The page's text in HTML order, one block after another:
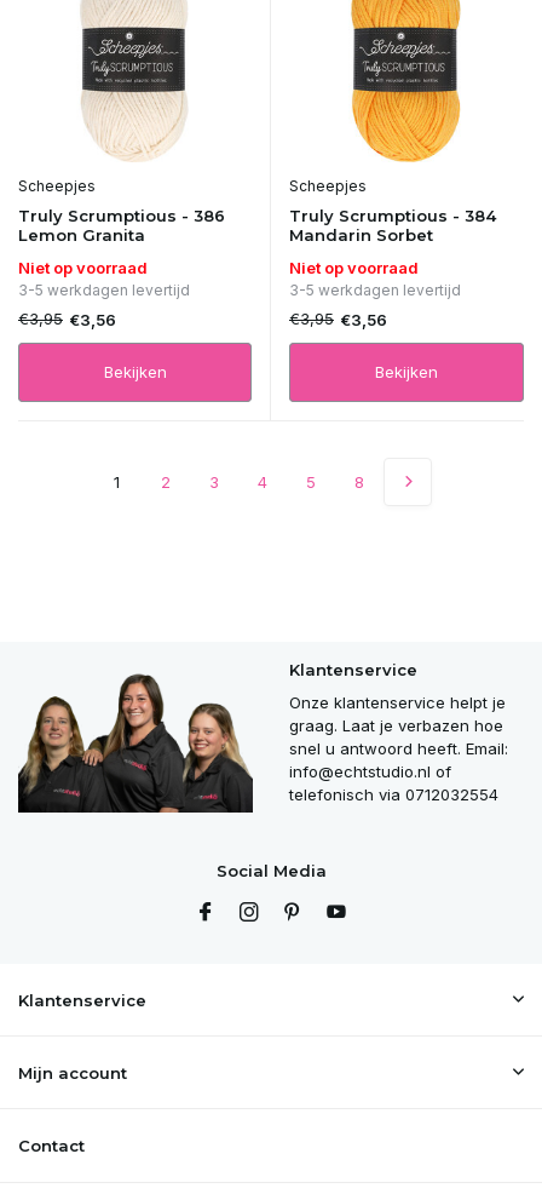
Scheepjes
Truly Scrumptious - 386
Lemon Granita
Niet op voorraad
3-5 werkdagen levertijd
€3,95 €3,56
Bekijken
Scheepjes
Truly Scrumptious - 384
Mandarin Sorbet
Niet op voorraad
3-5 werkdagen levertijd
€3,95 €3,56
Bekijken
1 2 3 4 5 8
Klantenservice
Onze klantenservice helpt je
graag. Laat je verbazen hoe
snel u antwoord heeft. Email:
info@echtstudio.nl of
telefonisch via 0712032554
Social Media
Klantenservice
Mijn account
Contact